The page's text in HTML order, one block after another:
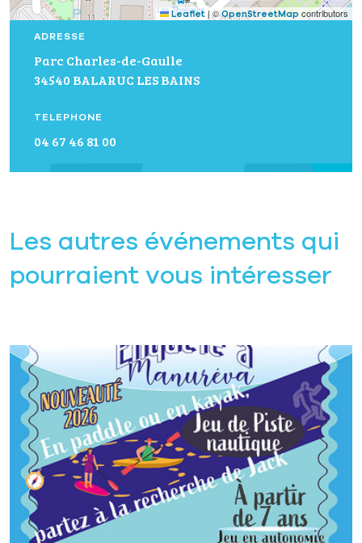
ADRESSE
Parc Charles-de-Gaulle
34540 BALARUC LES BAINS
TELEPHONE
04 67 46 81 00
Leaflet | ©OpenStreetMap contributors
Les autres événements qui
pourraient vous intéresser